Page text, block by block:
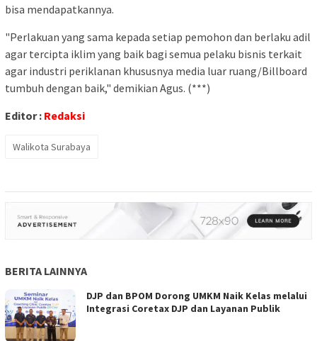
bisa mendapatkannya.
"Perlakuan yang sama kepada setiap pemohon dan berlaku adil
agar tercipta iklim yang baik bagi semua pelaku bisnis terkait
agar industri periklanan khususnya media luar ruang/Billboard
tumbuh dengan baik," demikian Agus. (***)
Editor : Redaksi
Walikota Surabaya
BERITA LAINNYA
DJP dan BPOM Dorong UMKM Naik Kelas melalui
Integrasi Coretax DJP dan Layanan Publik